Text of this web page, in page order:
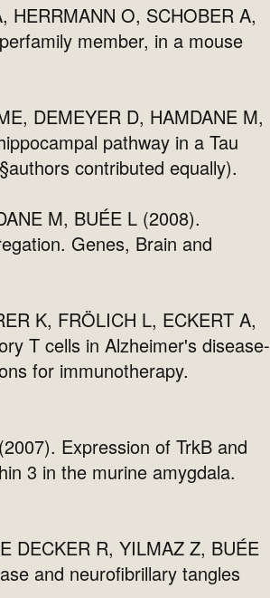
HERRMANN O, SCHOBER A,
member, in a mouse
DEMEYER D, HAMDANE M,
pathway in a Tau
contributed equally).
M, BUÉE L (2008).
Genes, Brain and
K, FRÖLICH L, ECKERT A,
T cells in Alzheimer's disease-
for immunotherapy.
Expression of TrkB and
3 in the murine amygdala.
DECKER R, YILMAZ Z, BUÉE
and neurofibrillary tangles